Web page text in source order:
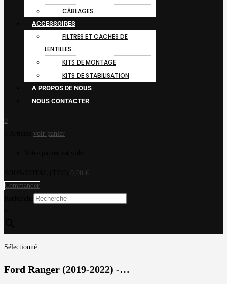
CÂBLAGES
ACCESSOIRES
FILTRES ET CACHES DE
LENTILLES
KITS DE MONTAGE
KITS DE STABILISATION
A PROPOS DE NOUS
NOUS CONTACTER
0
voir panier
0,00 €
Commander
Sélectionné :
Ford Ranger (2019-2022) -…